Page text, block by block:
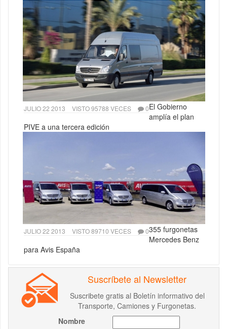
JULIO 22 2013 VISTO 95788 VECES 0El Gobierno
amplía el plan
PIVE a una tercera edición
JULIO 22 2013 VISTO 89710 VECES 0355 furgonetas
Mercedes Benz
para Avis España
Suscríbete al Newsletter
Suscribete gratis al Boletín informativo del
Transporte, Camiones y Furgonetas.
Nombre